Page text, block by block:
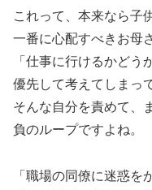
これって、本来なら子
一番に心配すべきお母
「仕事に行けるかどう
優先して考えてしまっ
そんな自分を責めて、
負のループですよね。
「職場の同僚に迷惑を